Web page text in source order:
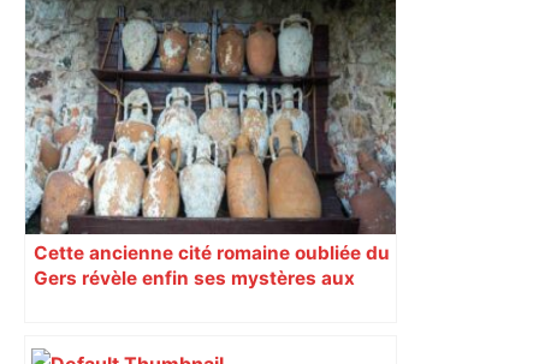
Cette ancienne cité romaine oubliée du
Gers révèle enfin ses mystères aux